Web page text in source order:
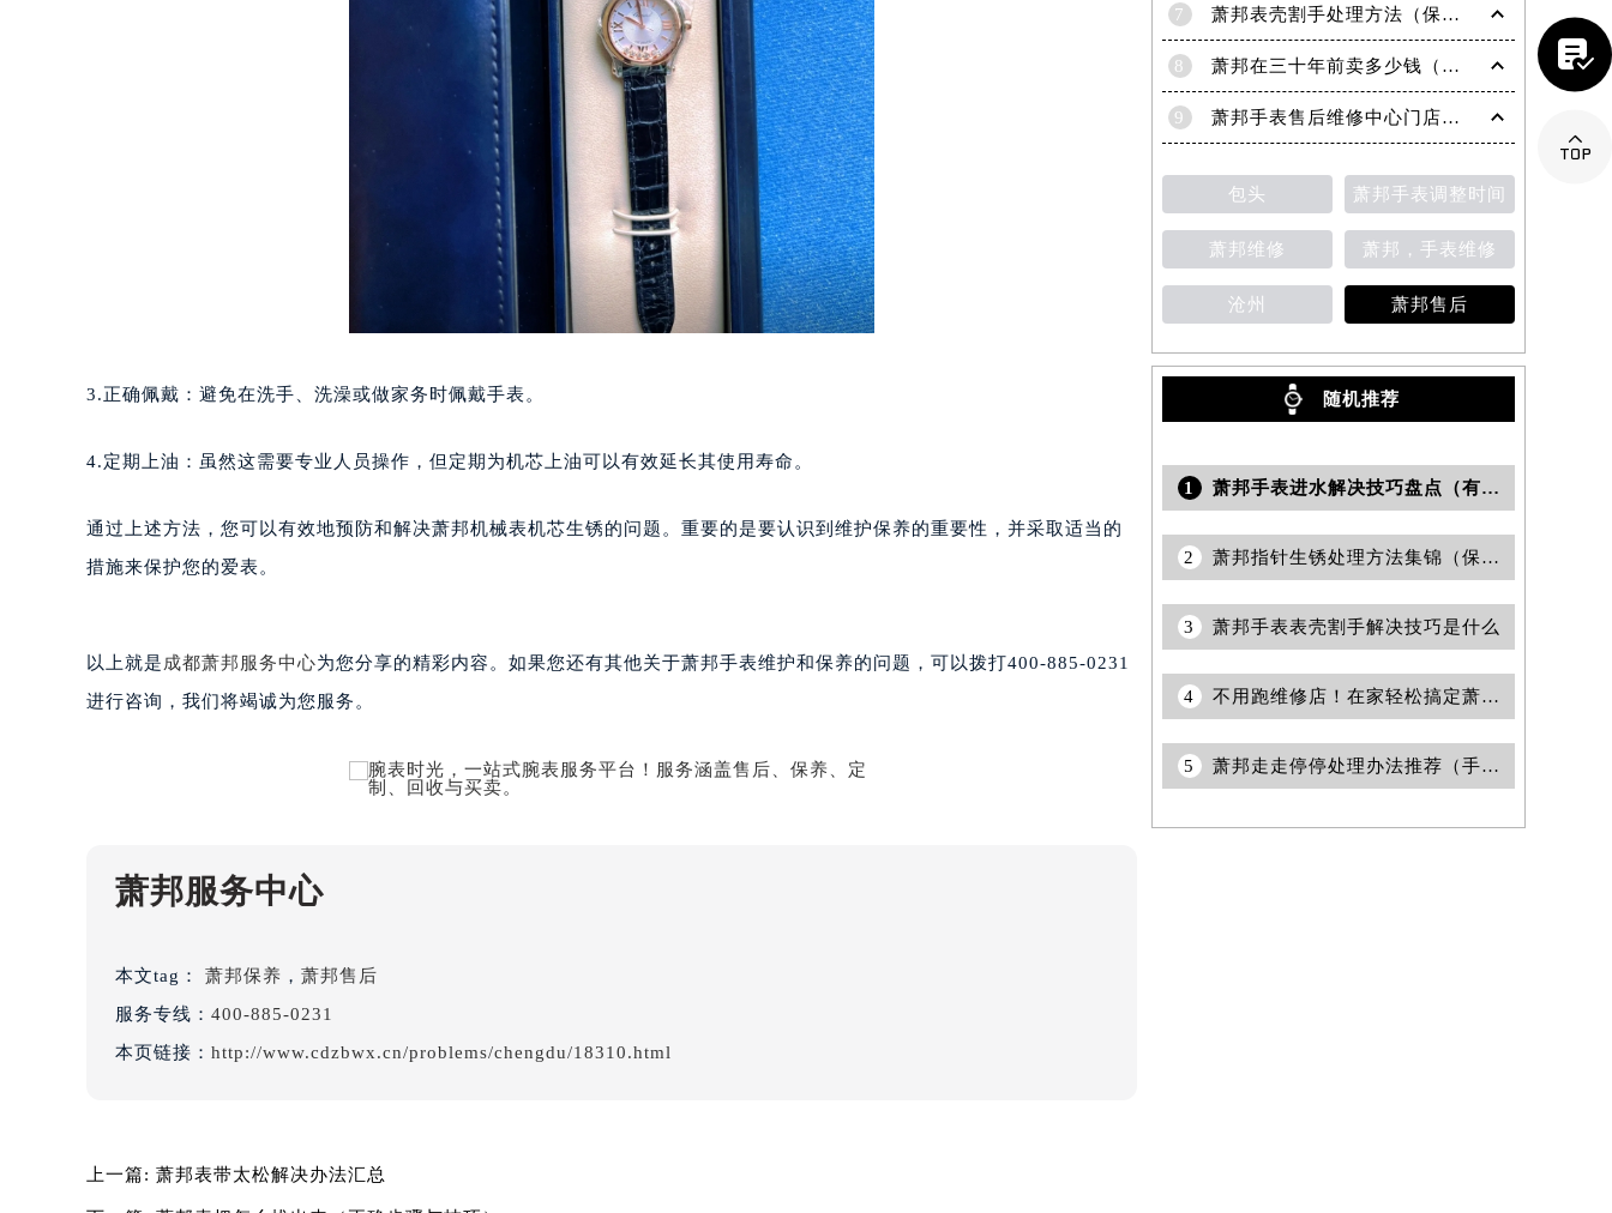
石家庄市长安区中山东路39号勒泰中心写字楼B座13层07室（需提前预约）
西安市碑林区南关正街88号华侨城长安国际中心E座6楼10室（需提前预约）
海口市龙华区金贸东路5号海口华润大厦B座17层1707室（需提前预约）
唐山市路南区新华东道100号万达广场写字楼A座10层1002室（需提前预约）
台州市椒江区东海大道1800号腾达中心东1幢20楼2002室（需提前预约）
内蒙古自治区呼和浩特市玉泉区大学西街70号华润万象城写字楼（鄂尔多斯大厦）23层2326室（需提前预约）
甘肃省兰州市七里河区西津西路16号兰州中心写字楼21层2102室（需提前预约）
重庆市解放碑渝中区民权路28号英利国际金融中心写字楼20层01室（需提前预约）
黑龙江省大庆市萨尔图区会战大街萧邦售后服务中心（需提前预约）
黑龙江省鹤岗市向阳区红军路萧邦售后服务中心（需提前预约）
黑龙江省鸡西市鸡冠区红军路萧邦售后服务中心（需提前预约）
黑龙江省牡丹江市东安区太平路萧邦售后服务中心（需提前预约）
黑龙江省齐齐哈尔市龙沙区龙华路萧邦售后服务中心（需提前预约）
黑龙江省绥化市北林区新华街与康庄路交叉口萧邦售后服务中心（需提前预约）
吉林省白城市洮北区明仁南街萧邦售后服务中心（需提前预约）
吉林省吉林市船营区河南街萧邦售后服务中心（需提前预约）
吉林省梅河口市新华街道梅河大街萧邦售后服务中心（需提前预约）
吉林省通化市东昌区环通乡江南大街萧邦售后服务中心（需提前预约）
辽宁省本溪市平山区胜利路萧邦售后服务中心（需提前预约）
辽宁省朝阳市双塔区新华路萧邦售后服务中心（需提前预约）
辽宁省丹东市振兴区七经街萧邦售后服务中心（需提前预约）
辽宁省锦州市古塔区中央大街萧邦售后服务中心（需提前预约）
3.正确佩戴：避免在洗手、洗澡或做家务时佩戴手表。
4.定期上油：虽然这需要专业人员操作，但定期为机芯上油可以有效延长其使用寿命。
通过上述方法，您可以有效地预防和解决萧邦机械表机芯生锈的问题。重要的是要认识到维护保养的重要性，并采取适当的
措施来保护您的爱表。
以上就是 成都萧邦服务中心为您分享的精彩内容。如果您还有其他关于萧邦手表维护和保养的问题，可以拨打400-885-0231
进行咨询，我们将竭诚为您服务。
萧邦服务中心
本文tag： 萧邦保养 ， 萧邦售后
服务专线： 400-885-0231
本页链接： http://www.cdzbwx.cn/problems/chengdu/18310.html
上一篇: 萧邦表带太松解决办法汇总
7 萧邦表壳割手处理方法（保养与修复技巧指南）
8 萧邦在三十年前卖多少钱（名表价格变迁的历史洞察）
9 萧邦手表售后维修中心门店地址
包头 萧邦手表调整时间
萧邦维修 萧邦，手表维修
沧州 萧邦售后
随机推荐
1 萧邦手表进水解决技巧盘点（有效保养与维修指南）
2 萧邦指针生锈处理方法集锦（保养手表的实用技巧）
3 萧邦手表表壳割手解决技巧是什么
4 不用跑维修店！在家轻松搞定萧邦表带过松烦恼
5 萧邦走走停停处理办法推荐（手表故障排查技巧与解决方案）

